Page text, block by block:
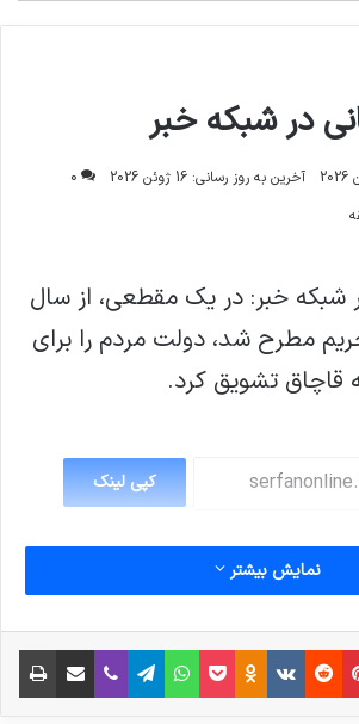
در شبکه خبر
آخرین به روز رسانی: 16 ژوئن 2026
0
شبکه خبر: در یک مقطعی، از سال
مطرح شد، دولت مردم را برای
قاچاق تشویق کرد.
کپی لینک
نمایش بیشتر
‫پین‌ترست
‫رددیت‫VKontakte
‫Odnoklassniki
پاکتواتس آپ تلگراموایبر اشتراک گذاری از طریق ایمیل